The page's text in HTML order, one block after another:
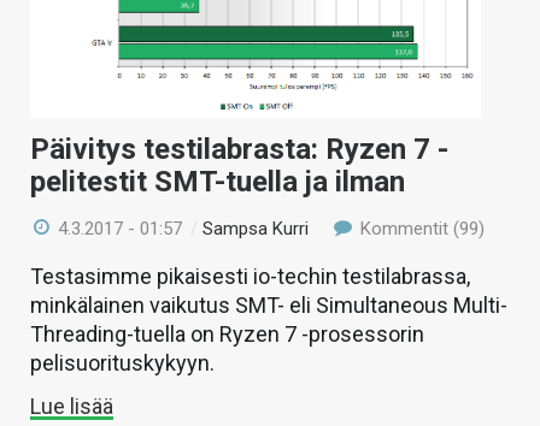
Päivitys testilabrasta: Ryzen 7 -
pelitestit SMT-tuella ja ilman
4.3.2017 - 01:57 /Sampsa Kurri Kommentit (99)
Testasimme pikaisesti io-techin testilabrassa,
minkälainen vaikutus SMT- eli Simultaneous Multi-
Threading-tuella on Ryzen 7 -prosessorin
pelisuorituskykyyn.
Lue lisää